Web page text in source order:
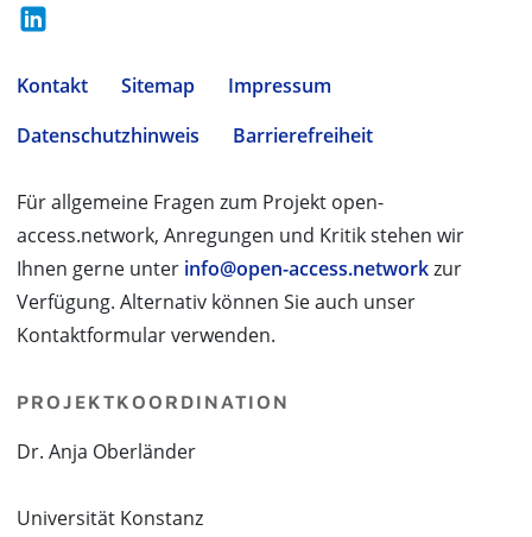
Kontakt Sitemap
Impressum
Datenschutzhinweis
Barrierefreiheit
Für allgemeine Fragen zum Projekt open-
access.network, Anregungen und Kritik stehen wir
Ihnen gerne unter info@open-access.networkzur
Verfügung. Alternativ können Sie auch unser
Kontaktformular verwenden.
PROJEKTKOORDINATION
Dr. Anja Oberländer
Universität Konstanz